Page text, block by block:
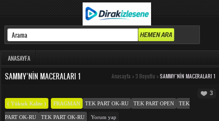
ANASAYFA
SAMMY’NIN MACERALARI 1 Anasayfa > 3 Boyutlu > SAMMY’NIN MACERALARI 1
3
( Yüksek Kalite ) FRAGMAN TEK PART OK-RU TEK PART OPEN TEK
PART OK-RU TEK PART OK-RU Yorum yap